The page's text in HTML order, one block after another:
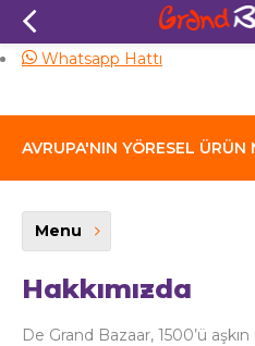
AVRUPA'NIN YÖRESEL ÜRÜN
Aynı
Whatsapp Hattı
Menu
Hakkımızda
De Grand Bazaar, 1500’ü